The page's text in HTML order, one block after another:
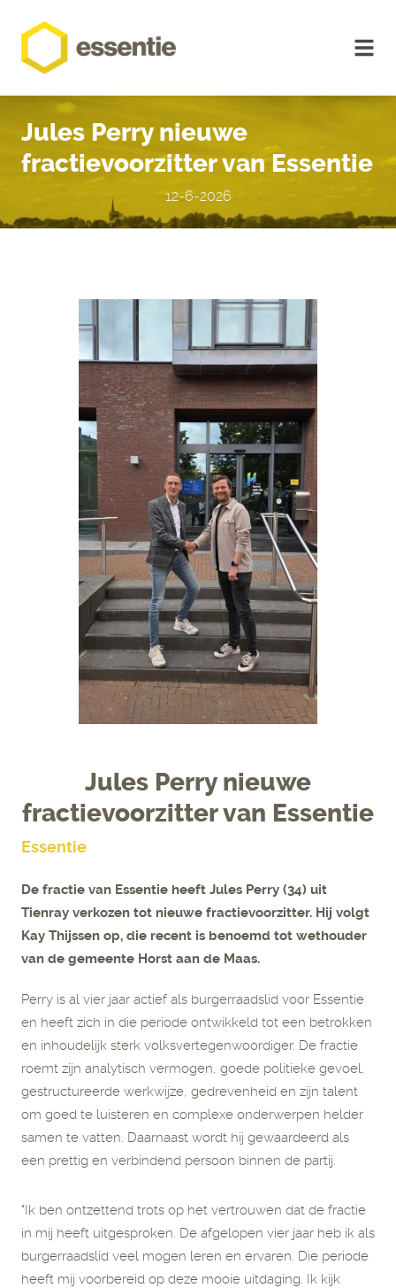
Jules Perry nieuwe
fractievoorzitter van Essentie
12-6-2026
Jules Perry nieuwe
fractievoorzitter van Essentie
Essentie
De fractie van Essentie heeft Jules Perry (34) uit
Tienray verkozen tot nieuwe fractievoorzitter. Hij volgt
Kay Thijssen op, die recent is benoemd tot wethouder
van de gemeente Horst aan de Maas.
Perry is al vier jaar actief als burgerraadslid voor Essentie
en heeft zich in die periode ontwikkeld tot een betrokken
en inhoudelijk sterk volksvertegenwoordiger. De fractie
roemt zijn analytisch vermogen, goede politieke gevoel,
gestructureerde werkwijze, gedrevenheid en zijn talent
om goed te luisteren en complexe onderwerpen helder
samen te vatten. Daarnaast wordt hij gewaardeerd als
een prettig en verbindend persoon binnen de partij.
"Ik ben ontzettend trots op het vertrouwen dat de fractie
in mij heeft uitgesproken. De afgelopen vier jaar heb ik als
burgerraadslid veel mogen leren en ervaren. Die periode
heeft mij voorbereid op deze mooie uitdaging. Ik kijk